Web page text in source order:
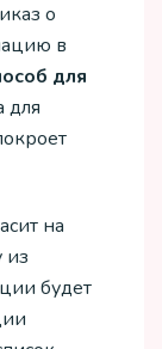
о
в
для
для
на
из
будет